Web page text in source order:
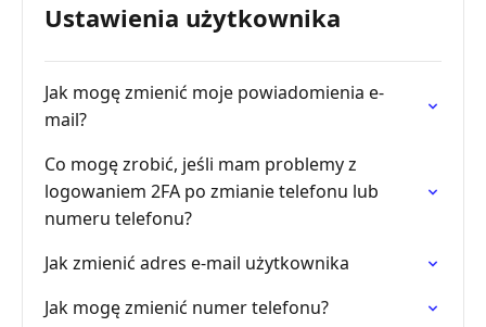
Ustawienia użytkownika
Jak mogę zmienić moje powiadomienia e-
mail?
Co mogę zrobić, jeśli mam problemy z
logowaniem 2FA po zmianie telefonu lub
numeru telefonu?
Jak zmienić adres e-mail użytkownika
Jak mogę zmienić numer telefonu?